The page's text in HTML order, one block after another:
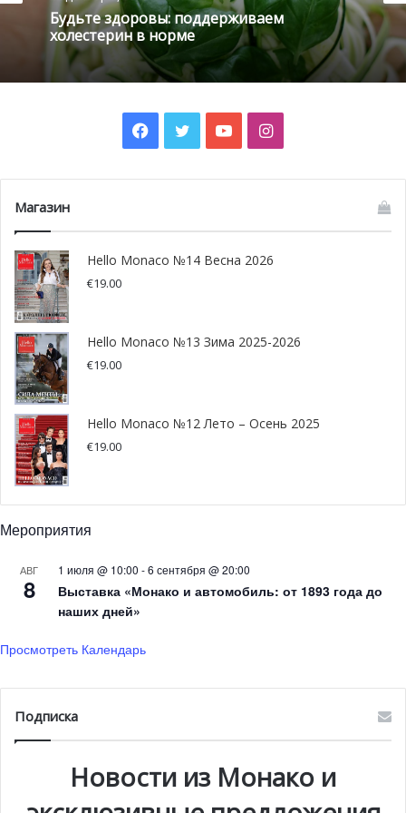
эндорфинов, известных как органические опиаты
нашего организма.
Способ употребления: готовьте из какао горячие
напитки, коктейли, каши, печенье, пирожные и десерты.
Съедайте по несколько кусочков темного шоколада в
Зеленый чай
Зеленый чай помогает нам сосредоточиться по двум
причинам: в нем содержится кофеин и L-теанин. Кофеин
улучшает концентрацию и повышает бдительность. L-
теанин — это аминокислота, увеличивающая
высвобождению кофеина из организма, предотвращая
эмоциональные скачки. Эти два ингредиента повышают
вашу способность концентрироваться, улучшая при
Способ употребления: если ваш организм хорошо
Будьте здоровы: поддерживаем
холестерин в норме
Facebook
TwitterYouTubeInstagram
Магазин
Hello Monaco №14 Весна 2026
€19.00
Hello Monaco №13 Зима 2025-2026
€19.00
Hello Monaco №12 Лето – Осень 2025
€19.00
Мероприятия
АВГ
8
1 июля @ 10:00 -6 сентября @ 20:00
Выставка «Монако и автомобиль: от 1893 года до
наших дней»
Просмотреть Календарь
Подписка
Новости из Монако и